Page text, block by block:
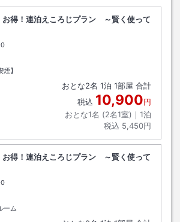
お得！連泊えころじプラン ～賢く使って
クアウト
】
おとな2名 1泊 1部屋 合計
税込 10,900円
おとな1名 (2名1室)｜ 1泊
税込 5,450円
お得！連泊えころじプラン ～賢く使って
クアウト
ーム